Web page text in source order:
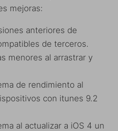
mejoras:
anteriores de
de terceros.
menores al arrastrar y
de rendimiento al
con itunes 9.2
al actualizar a iOS 4 un